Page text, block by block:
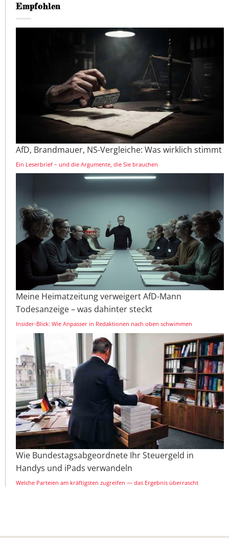
Empfohlen
AfD, Brandmauer, NS-Vergleiche: Was wirklich stimmt
Ein Leserbrief – und die Argumente, die Sie brauchen
Meine Heimatzeitung verweigert AfD-Mann
Todesanzeige – was dahinter steckt
Insider-Blick: Wie Anpasser in Redaktionen nach oben schwimmen
Wie Bundestagsabgeordnete Ihr Steuergeld in
Handys und iPads verwandeln
Welche Parteien am kräftigsten zugreifen — das Ergebnis überrascht